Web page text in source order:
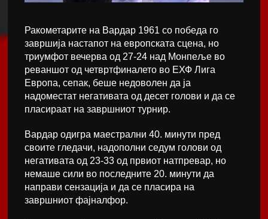
Ракометарите на Вардар 1961 со победа го
завршија настапот на европската сцена, но
триумфот вечерва од 27-24 над Монпеље во
реваншот од четвртфиналето во ЕХФ Лига
Европа, сепак, беше недоволен да ја
надоместат негативата од десет голови и да се
пласираат на завршниот турнир.
Вардар одигра маестрални 40. минути пред
своите гледачи, надополни седум голови од
негативата од 23-33 од првиот натпревар, но
немаше сили во последните 20. минути да
направи сензација и да се пласира на
завршниот фајналфор.